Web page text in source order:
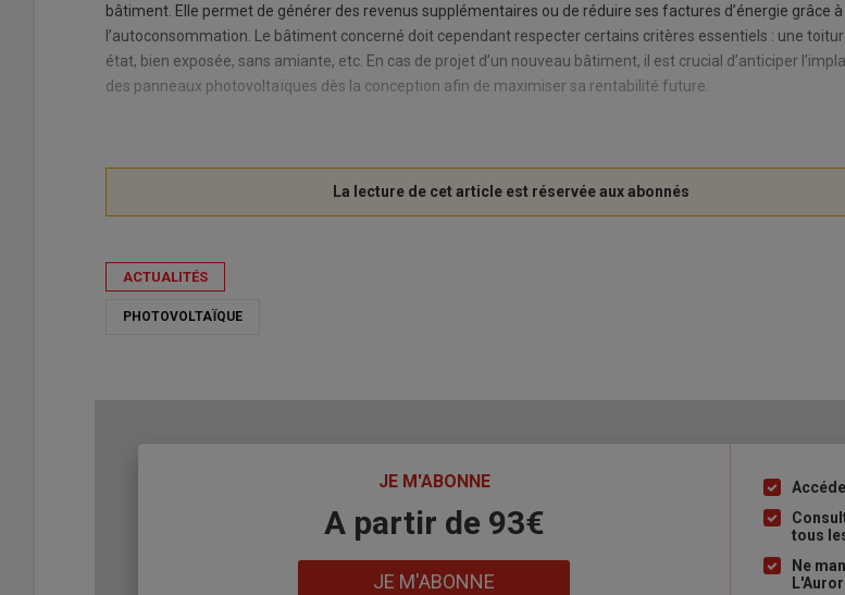
bâtiment. Elle permet de générer des revenus supplémentaires ou de réduire ses factures d’énergie grâce à
l’autoconsommation. Le bâtiment concerné doit cependant respecter certains critères essentiels : une
état, bien exposée, sans amiante, etc. En cas de projet d’un nouveau bâtiment, il est crucial d’anticiper
des panneaux photovoltaïques dès la conception afin de maximiser sa rentabilité future.
ACTUALITÉS
PHOTOVOLTAÏQUE
JE M'ABONNE
A partir de 93€
JE M'ABONNE
Liste
à
pucetous
Ne